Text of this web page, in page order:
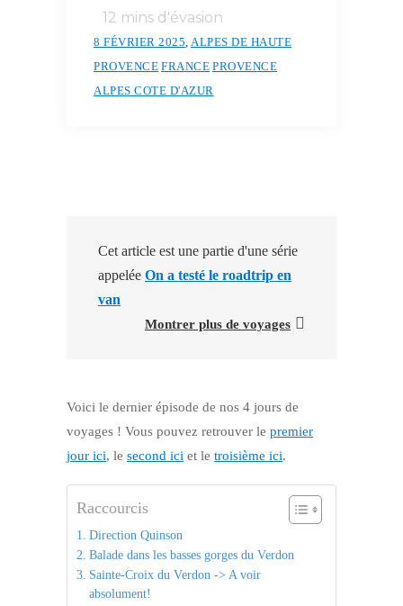
12 mins d'évasion
8 FÉVRIER 2025, ALPES DE HAUTE
PROVENCE FRANCE PROVENCE
ALPES COTE D'AZUR
Cet article est une partie d'une série
appelée On a testé le roadtrip en
van
Montrer plus de voyages
Voici le dernier épisode de nos 4 jours de
voyages ! Vous pouvez retrouver le premier
jour ici, le second ici et le troisième ici.
Raccourcis
Direction Quinson
Balade dans les basses gorges du Verdon
Sainte-Croix du Verdon -> A voir
absolument!